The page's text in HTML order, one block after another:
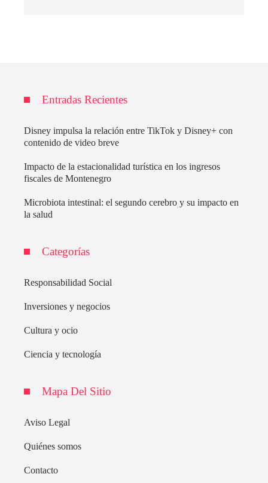
Entradas Recientes
Disney impulsa la relación entre TikTok y Disney+ con
contenido de video breve
Impacto de la estacionalidad turística en los ingresos
fiscales de Montenegro
Microbiota intestinal: el segundo cerebro y su impacto en
la salud
Categorías
Responsabilidad Social
Inversiones y negocios
Cultura y ocio
Ciencia y tecnología
Mapa Del Sitio
Aviso Legal
Quiénes somos
Contacto